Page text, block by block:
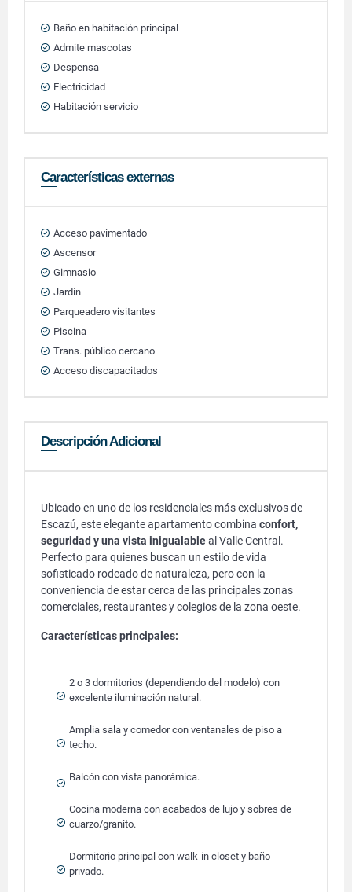
Baño en habitación principal
Admite mascotas
Despensa
Electricidad
Habitación servicio
Características externas
Acceso pavimentado
Ascensor
Gimnasio
Jardín
Parqueadero visitantes
Piscina
Trans. público cercano
Acceso discapacitados
Descripción Adicional
Ubicado en uno de los residenciales más exclusivos de
Escazú, este elegante apartamento combina confort,
seguridad y una vista inigualableal Valle Central.
Perfecto para quienes buscan un estilo de vida
sofisticado rodeado de naturaleza, pero con la
conveniencia de estar cerca de las principales zonas
comerciales, restaurantes y colegios de la zona oeste.
Características principales:
2 o 3 dormitorios (dependiendo del modelo) con
excelente iluminación natural.
Amplia sala y comedor con ventanales de piso a
techo.
Balcón con vista panorámica.
Cocina moderna con acabados de lujo y sobres de
cuarzo/granito.
Dormitorio principal con walk-in closet y baño
privado.